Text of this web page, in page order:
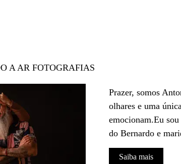
A AR FOTOGRAFIAS
Prazer, somos
olhares e uma
emocionam.Eu
do Bernardo e
Saiba mais